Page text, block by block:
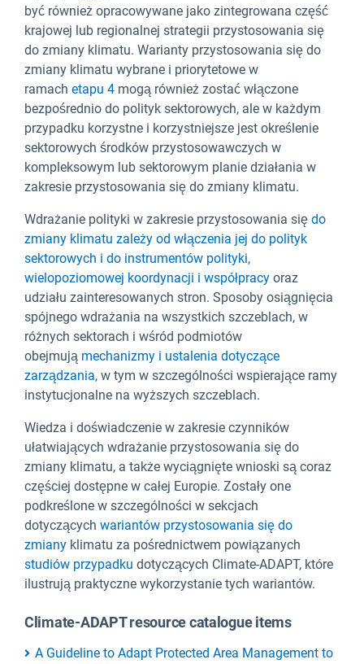
być również opracowywane jako zintegrowana część
krajowej lub regionalnej strategii przystosowania się
do zmiany klimatu. Warianty przystosowania się do
zmiany klimatu wybrane i priorytetowe w
ramach etapu 4 mogą również zostać włączone
bezpośrednio do polityk sektorowych, ale w każdym
przypadku korzystne i korzystniejsze jest określenie
sektorowych środków przystosowawczych w
kompleksowym lub sektorowym planie działania w
zakresie przystosowania się do zmiany klimatu.
Wdrażanie polityki w zakresie przystosowania się do
zmiany klimatu zależy od włączenia jej do polityk
sektorowych i do instrumentów polityki,
wielopoziomowej koordynacji i współpracy oraz
udziału zainteresowanych stron. Sposoby osiągnięcia
spójnego wdrażania na wszystkich szczeblach, w
różnych sektorach i wśród podmiotów
obejmują mechanizmy i ustalenia dotyczące
zarządzania, w tym w szczególności wspierające ramy
instytucjonalne na wyższych szczeblach.
Wiedza i doświadczenie w zakresie czynników
ułatwiających wdrażanie przystosowania się do
zmiany klimatu, a także wyciągnięte wnioski są coraz
częściej dostępne w całej Europie. Zostały one
podkreślone w szczególności w sekcjach
dotyczących wariantów przystosowania się do
zmiany klimatu za pośrednictwem powiązanych
studiów przypadku dotyczących Climate-ADAPT, które
ilustrują praktyczne wykorzystanie tych wariantów.
Climate-ADAPT resource catalogue items
A Guideline to Adapt Protected Area Management to